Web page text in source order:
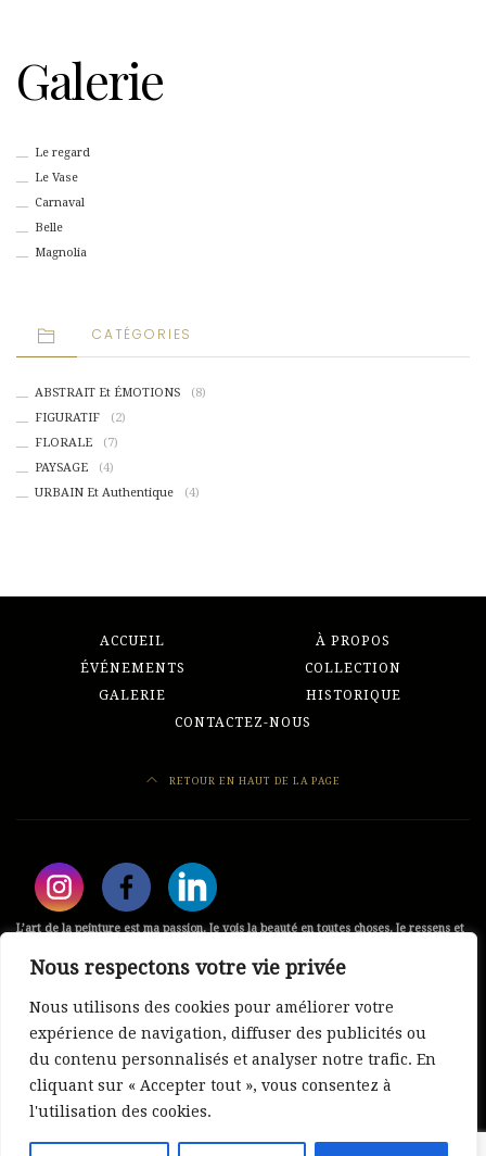
Nous respectons votre vie privée
Nous utilisons des cookies pour améliorer votre
expérience de navigation, diffuser des publicités ou
du contenu personnalisés et analyser notre trafic. En
cliquant sur « Accepter tout », vous consentez à
l'utilisation des cookies.
Galerie
Le regard
Le Vase
Carnaval
Belle
Magnolia
CATÉGORIES
ABSTRAIT Et ÉMOTIONS
(8)
FIGURATIF
(2)
FLORALE
(7)
PAYSAGE
(4)
URBAIN Et Authentique
(4)
ACCUEIL
À PROPOS
ÉVÉNEMENTS
COLLECTION
GALERIE
HISTORIQUE
CONTACTEZ-NOUS
RETOUR EN HAUT DE LA PAGE
L’art de la peinture est ma passion. Je vois la beauté en toutes choses. Je ressens et
Aida Art Gallery
Tel: 438 341-6584
Copyright @ 2024 Aida Art Gallery.
All Rights Reserved by